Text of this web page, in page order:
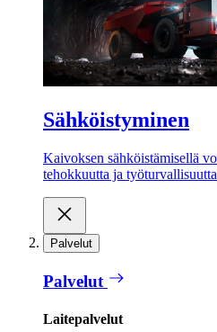
Sähköistyminen
Kaivoksen sähköistämisellä
tehokkuutta ja
Palvelut
Palvelut
Laitepalvelut